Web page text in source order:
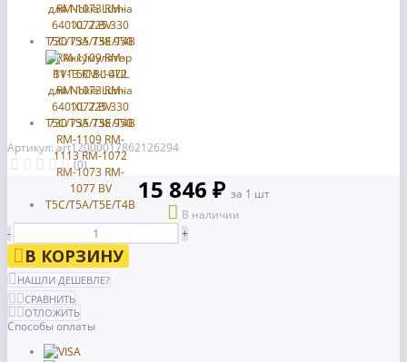
Артикул: art12000017862126294
(0)
15 846 ₽ за 1 шт
В наличии
-
+
В КОРЗИНУ
НАШЛИ ДЕШЕВЛЕ?
СРАВНИТЬ
ОТЛОЖИТЬ
Способы оплаты